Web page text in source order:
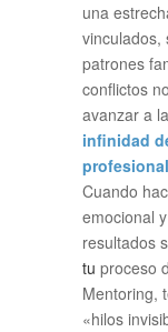
una
vinculados,
patrones
conflictos
avanzar a
infinidad
Cuando
emocional
resultados
tu proceso
Mentoring,
«hilos